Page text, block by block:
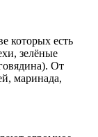
которых есть
зелёные
От
маринада,